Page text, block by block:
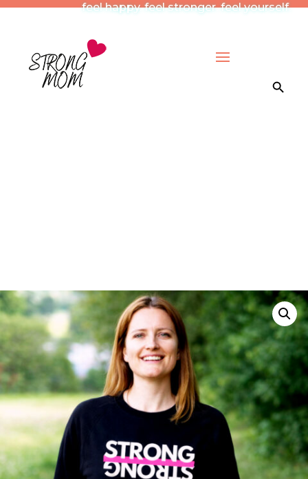
feel happy. feel stronger. feel yourself.